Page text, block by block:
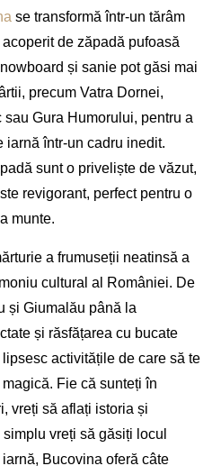
se transformă într-un tărâm
de zăpadă pufoasă
și sanie pot găsi mai
precum Vatra Dornei,
Gura Humorului, pentru a
iarnă într-un cadru inedit.
sunt o priveliște de văzut,
revigorant, perfect pentru o
munte.
a frumuseții neatinsă a
cultural al României. De
și Giumalău până la
și răsfățarea cu bucate
activitățile de care să te
Fie că sunteți în
vreți să aflați istoria și
vreți să găsiți locul
Bucovina oferă câte